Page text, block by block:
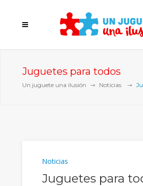
Juguetes para todos
Un juguete una ilusión Noticias
Noticias
Juguetes para